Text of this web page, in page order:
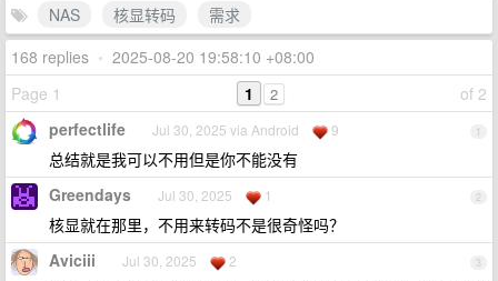
NAS
核显转码
需求
168 replies • 2025-08-20 19:58:10 +08:00
Page 1
of 2
1 2
1
perfectlife Jul 30, 2025 via Android 9
总结就是我可以不用但是你不能没有
2
Greendays Jul 30, 2025 1
核显就在那里，不用来转码不是很奇怪吗？
3
Aviciii Jul 30, 2025 2